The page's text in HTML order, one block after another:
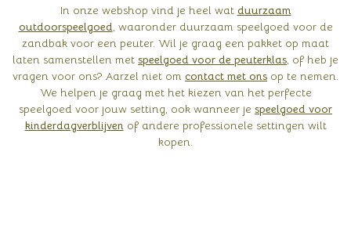
In onze webshop vind je heel wat duurzaam
outdoorspeelgoed, waaronder duurzaam speelgoed voor de
zandbak voor een peuter. Wil je graag een pakket op maat
laten samenstellen met speelgoed voor de peuterklas, of heb je
vragen voor ons? Aarzel niet om contact met ons op te nemen.
We helpen je graag met het kiezen van het perfecte
speelgoed voor jouw setting, ook wanneer je speelgoed voor
kinderdagverblijvenof andere professionele settingen wilt
kopen.